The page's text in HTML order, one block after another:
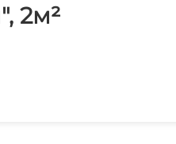
2м²